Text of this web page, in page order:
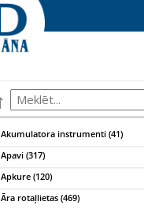
Akumulatora instrumenti (41)
Apavi (317)
Apkure (120)
Āra rotaļlietas (469)